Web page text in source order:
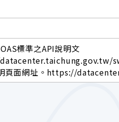
標準之API說明文
頁面網址。https://